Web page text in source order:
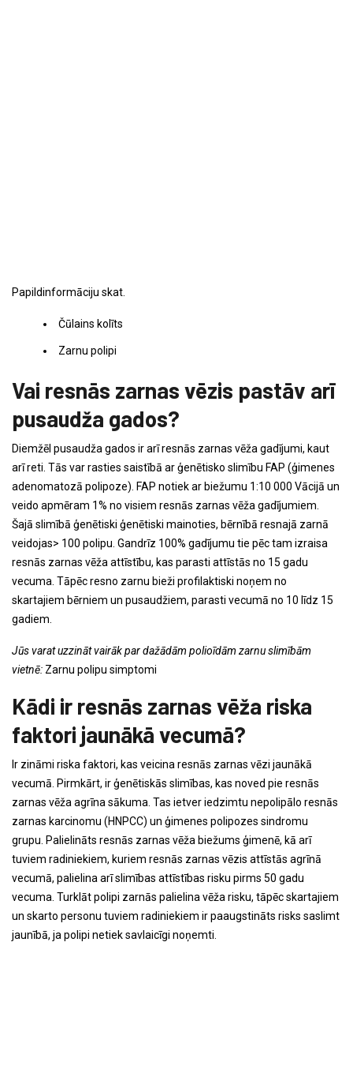
Papildinformāciju skat.
Čūlains kolīts
Zarnu polipi
Vai resnās zarnas vēzis pastāv arī
pusaudža gados?
Diemžēl pusaudža gados ir arī resnās zarnas vēža gadījumi, kaut
arī reti. Tās var rasties saistībā ar ģenētisko slimību FAP (ģimenes
adenomatozā polipoze). FAP notiek ar biežumu 1:10 000 Vācijā un
veido apmēram 1% no visiem resnās zarnas vēža gadījumiem.
Šajā slimībā ģenētiski ģenētiski mainoties, bērnībā resnajā zarnā
veidojas> 100 polipu. Gandrīz 100% gadījumu tie pēc tam izraisa
resnās zarnas vēža attīstību, kas parasti attīstās no 15 gadu
vecuma. Tāpēc resno zarnu bieži profilaktiski noņem no
skartajiem bērniem un pusaudžiem, parasti vecumā no 10 līdz 15
gadiem.
Jūs varat uzzināt vairāk par dažādām polioīdām zarnu slimībām
vietnē: Zarnu polipu simptomi
Kādi ir resnās zarnas vēža riska
faktori jaunākā vecumā?
Ir zināmi riska faktori, kas veicina resnās zarnas vēzi jaunākā
vecumā. Pirmkārt, ir ģenētiskās slimības, kas noved pie resnās
zarnas vēža agrīna sākuma. Tas ietver iedzimtu nepolipālo resnās
zarnas karcinomu (HNPCC) un ģimenes polipozes sindromu
grupu. Palielināts resnās zarnas vēža biežums ģimenē, kā arī
tuviem radiniekiem, kuriem resnās zarnas vēzis attīstās agrīnā
vecumā, palielina arī slimības attīstības risku pirms 50 gadu
vecuma. Turklāt polipi zarnās palielina vēža risku, tāpēc skartajiem
un skarto personu tuviem radiniekiem ir paaugstināts risks saslimt
jaunībā, ja polipi netiek savlaicīgi noņemti.